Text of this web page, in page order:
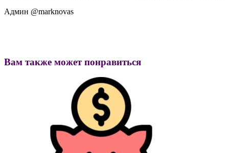
Админ @marknovas
Вам также может понравиться